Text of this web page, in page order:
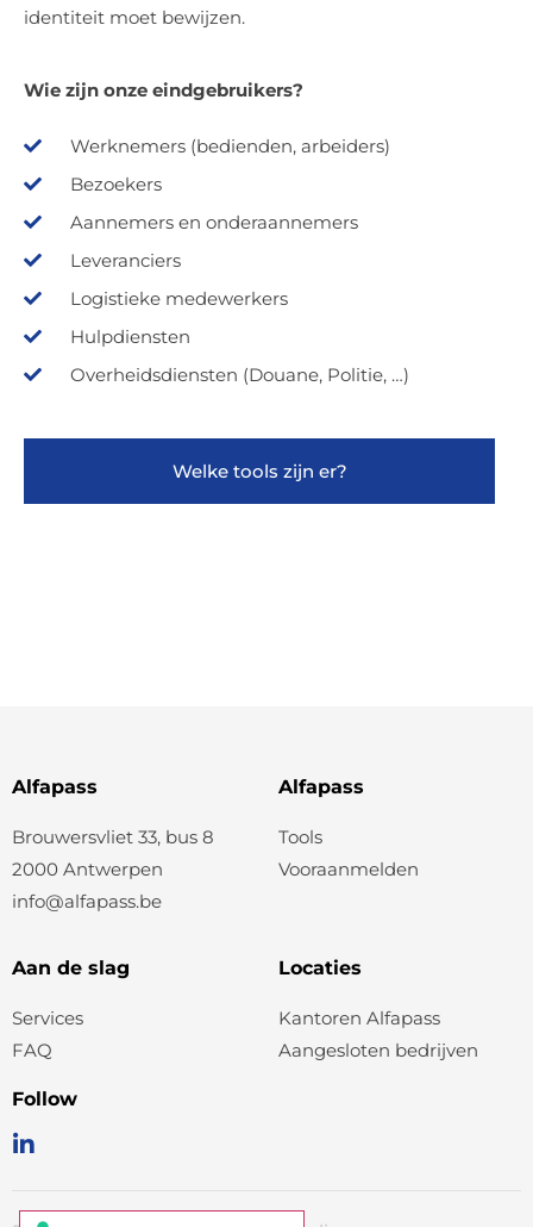
identiteit moet bewijzen.
Wie zijn onze eindgebruikers?
Werknemers (bedienden, arbeiders)
Bezoekers
Aannemers en onderaannemers
Leveranciers
Logistieke medewerkers
Hulpdiensten
Overheidsdiensten (Douane, Politie, …)
Welke tools zijn er?
Alfapass
Brouwersvliet 33, bus 8
2000 Antwerpen
info@alfapass.be
Alfapass
Tools
Vooraanmelden
Aan de slag
Services
FAQ
Locaties
Kantoren Alfapass
Aangesloten bedrijven
Follow